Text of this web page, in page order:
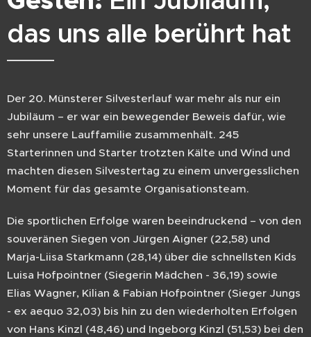
das uns alle berührt hat
Der 20. Münsterer Silvesterlauf war mehr als nur ein
Jubiläum – er war ein bewegender Beweis dafür, wie
sehr unsere Lauffamilie zusammenhält. 245
Starterinnen und Starter trotzten Kälte und Wind und
machten diesen Silvestertag zu einem unvergesslichen
Moment für das gesamte Organisationsteam.
Die sportlichen Erfolge waren beeindruckend – von den
souveränen Siegen von Jürgen Aigner (22,58) und
Marja-Liisa Starkmann (28,14) über die schnellsten Kids
Luisa Hofpointner (Siegerin Mädchen - 36,19) sowie
Elias Wagner, Kilian & Fabian Hofpointner (Sieger Jungs
- ex aequo 32,03) bis hin zu den wiederholten Erfolgen
von Hans Kinzl (48,46) und Ingeborg Kinzl (51,53) bei den